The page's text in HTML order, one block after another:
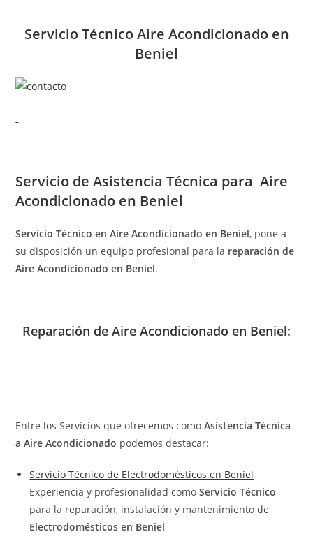
entrada:
Servicio Técnico Aire Acondicionado en
Beniel
Servicio de Asistencia Técnica para Aire
Acondicionado en Beniel
Servicio Técnico en Aire Acondicionado en Beniel, pone a
su disposición un equipo profesional para la reparación de
Aire Acondicionado en Beniel.
Reparación de Aire Acondicionado en Beniel:
Entre los Servicios que ofrecemos comoAsistencia Técnica
a Aire Acondicionado podemos destacar:
Servicio Técnico de Electrodomésticos en Beniel
Experiencia y profesionalidad comoServicio Técnico
para la reparación, instalación y mantenimiento de
Electrodomésticos en Beniel